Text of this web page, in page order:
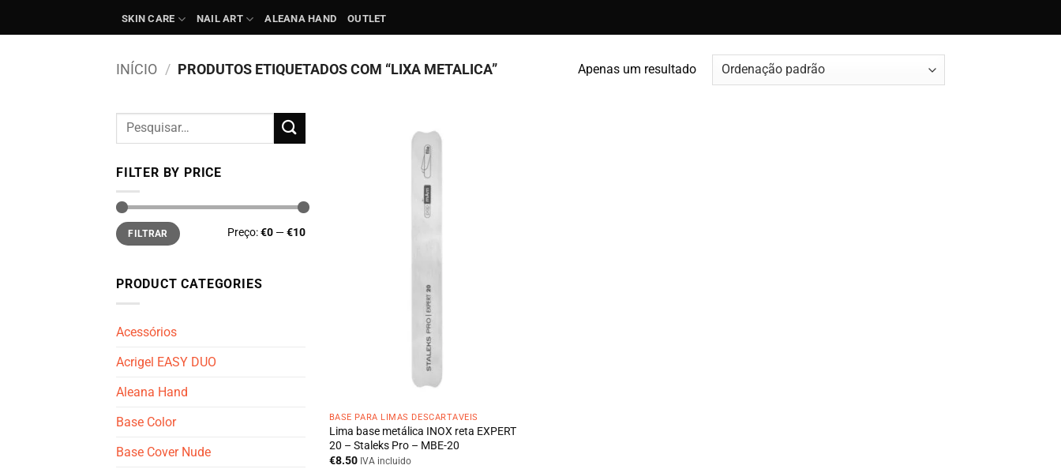
SKIN CARE NAIL ART ALEANA HAND OUTLET
INÍCIO / PRODUTOS ETIQUETADOS COM “LIXA METALICA” Apenas um resultado
Pesquisar
FILTER BY PRICE
Preço
mínimo
Preço
máximo
FILTRAR Preço:€0 —€10
PRODUCT CATEGORIES
Acessórios
Acrigel EASY DUO
Aleana Hand
Base Color
Base Cover Nude
BASE PARA LIMAS DESCARTÁVEIS
Lima base metálica INOX reta EXPERT
20 – Staleks Pro – MBE-20
€8.50 IVA incluido